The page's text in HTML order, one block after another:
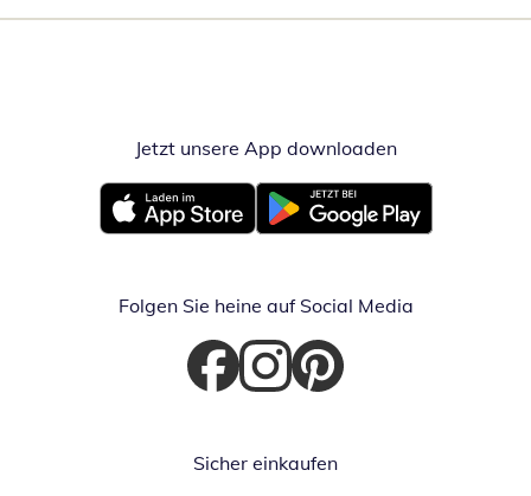
Jetzt unsere App downloadenÖffnet in
Öffnet in neuem FensterÖffnet in neuem Fenster
Folgen Sie heine auf Social Media
Öffnet in neuem Fenster
Öffnet in neuem Fenster
Öffnet in neuem Fenster
Sicher einkaufen